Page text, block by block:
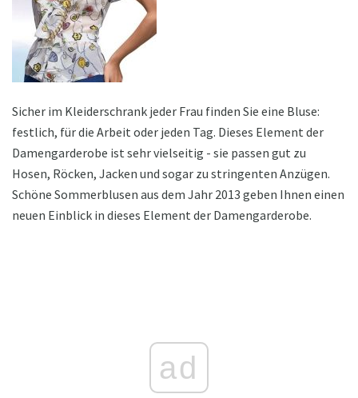
Sicher im Kleiderschrank jeder Frau finden Sie eine Bluse:
festlich, für die Arbeit oder jeden Tag. Dieses Element der
Damengarderobe ist sehr vielseitig - sie passen gut zu
Hosen, Röcken, Jacken und sogar zu stringenten Anzügen.
Schöne Sommerblusen aus dem Jahr 2013 geben Ihnen einen
neuen Einblick in dieses Element der Damengarderobe.
ad